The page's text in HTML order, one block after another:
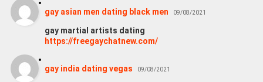
gay asian men dating black men 09/08/2021
gay martial artists dating
https://freegaychatnew.com/
gay india dating vegas 09/08/2021